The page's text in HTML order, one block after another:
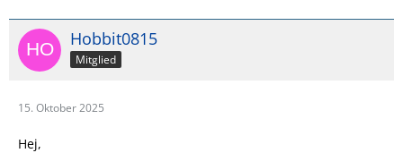
Hobbit0815
Mitglied
15. Oktober 2025
Hej,